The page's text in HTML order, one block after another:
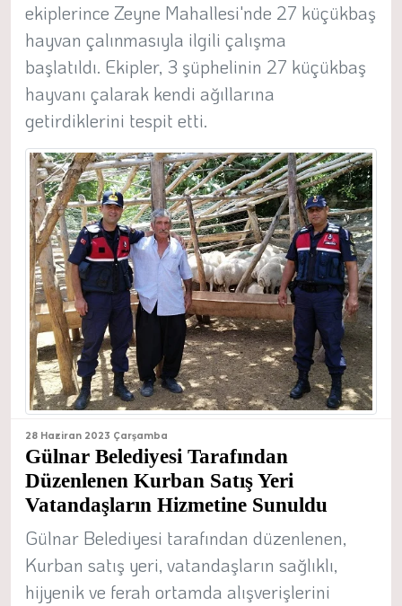
ekiplerince Zeyne Mahallesi'nde 27 küçükbaş
hayvan çalınmasıyla ilgili çalışma
başlatıldı. Ekipler, 3 şüphelinin 27 küçükbaş
hayvanı çalarak kendi ağıllarına
getirdiklerini tespit etti.
28 Haziran 2023 Çarşamba
Gülnar Belediyesi Tarafından
Düzenlenen Kurban Satış Yeri
Vatandaşların Hizmetine Sunuldu
Gülnar Belediyesi tarafından düzenlenen,
Kurban satış yeri, vatandaşların sağlıklı,
hijyenik ve ferah ortamda alışverişlerini